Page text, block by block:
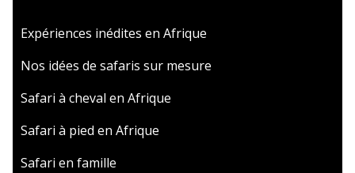
Expériences inédites en Afrique
Nos idées de safaris sur mesure
Safari à cheval en Afrique
Safari à pied en Afrique
Safari en famille